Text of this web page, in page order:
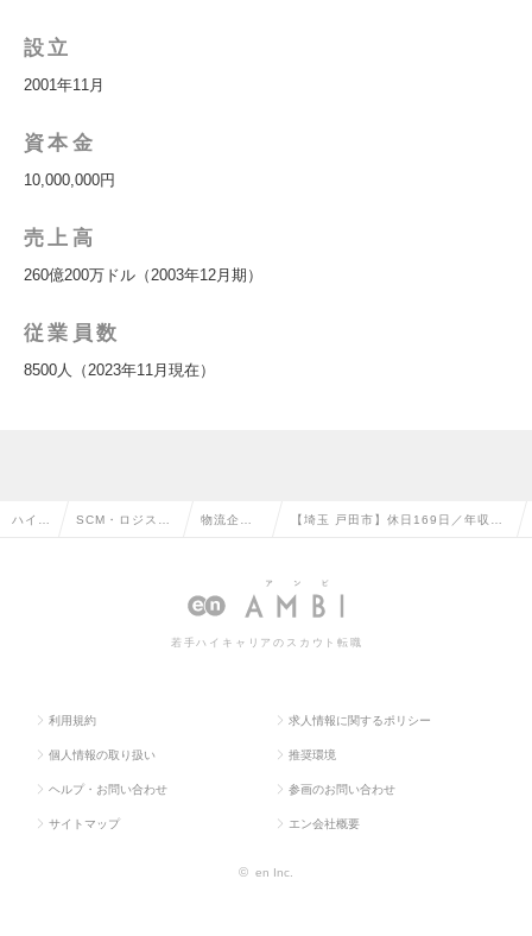
設立
2001年11月
資本金
10,000,000円
売上高
260億200万ドル（2003年12月期）
従業員数
8500人（2023年11月現在）
ハイク SCM・ロジステ 物流企
スティク
【埼玉 戸田市】休日169日／年収46
早期昇給あり✩未経験歓迎！の求人
若手ハイキャリアのスカウト転職
利用規約 求人情報に関するポリシー
個人情報の取り扱い 推奨環境
ヘルプ・お問い合わせ 参画のお問い合わせ
サイトマップ エン会社概要
© en Inc.